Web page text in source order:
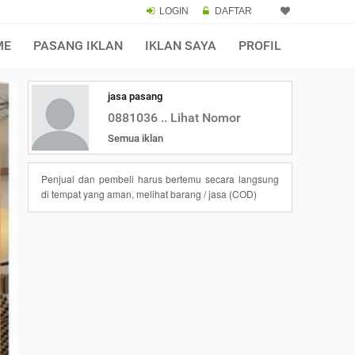
LOGIN DAFTAR
PASANG IKLAN IKLAN SAYA PROFIL
jasa pasang
0881036 .. Lihat Nomor
Semua iklan
Penjual dan pembeli harus bertemu secara langsung
di tempat yang aman, melihat barang / jasa (COD)